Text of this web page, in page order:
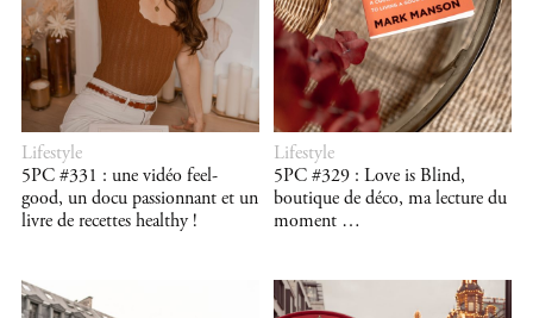
Lifestyle
5PC #331 : une vidéo feel-
good, un docu passionnant et un
livre de recettes healthy !
Lifestyle
5PC #329 : Love is Blind,
boutique de déco, ma lecture du
moment …